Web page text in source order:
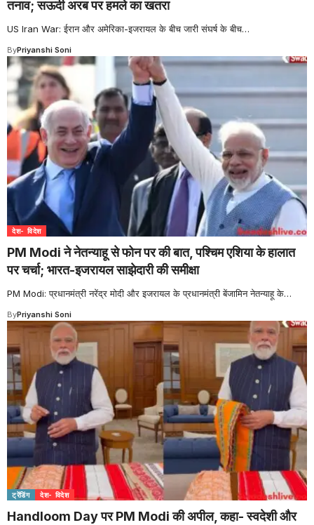
तनाव; सऊदी अरब पर हमले का खतरा
US Iran War: ईरान और अमेरिका-इजरायल के बीच जारी संघर्ष के बीच…
ByPriyanshi Soni
देश- विदेश
PM Modi ने नेतन्याहू से फोन पर की बात, पश्चिम एशिया के हालात
पर चर्चा; भारत-इजरायल साझेदारी की समीक्षा
PM Modi: प्रधानमंत्री नरेंद्र मोदी और इजरायल के प्रधानमंत्री बेंजामिन नेतन्याहू के…
ByPriyanshi Soni
ट्रेंडिंग देश- विदेश
Handloom Day पर PM Modi की अपील, कहा- स्वदेशी और